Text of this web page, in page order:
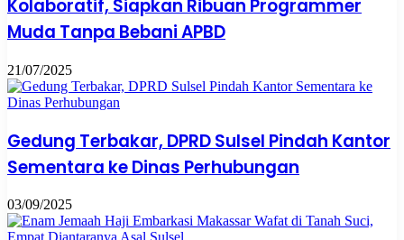
Kolaboratif, Siapkan Ribuan Programmer
Muda Tanpa Bebani APBD
21/07/2025
Gedung Terbakar, DPRD Sulsel Pindah Kantor
Sementara ke Dinas Perhubungan
03/09/2025